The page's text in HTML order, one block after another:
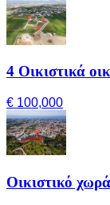
4 Οικιστικά
€ 100,000
Οικιστικό